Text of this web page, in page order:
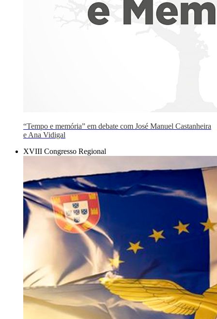
“Tempo e memória” em debate com José Manuel Castanheira
e Ana Vidigal
XVIII Congresso Regional